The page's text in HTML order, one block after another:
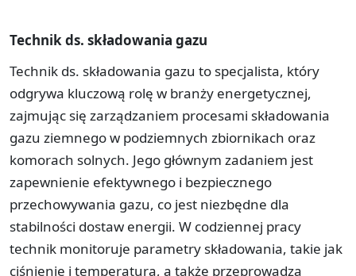
Technik ds. składowania gazu
Technik ds. składowania gazu to specjalista, który
odgrywa kluczową rolę w branży energetycznej,
zajmując się zarządzaniem procesami składowania
gazu ziemnego w podziemnych zbiornikach oraz
komorach solnych. Jego głównym zadaniem jest
zapewnienie efektywnego i bezpiecznego
przechowywania gazu, co jest niezbędne dla
stabilności dostaw energii. W codziennej pracy
technik monitoruje parametry składowania, takie jak
ciśnienie i temperatura, a także przeprowadza